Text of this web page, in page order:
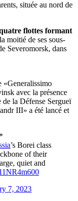
située au nord de
flottes formant
moitié de ses sous-
Severomorsk, dans
«Generalissimo
avec la présence
la Défense Sergueï
III» a été lancé et
’s Borei class
of their
quiet and
7, 2023